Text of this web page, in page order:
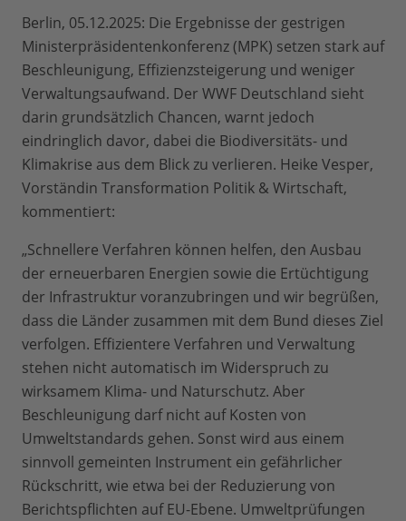
Berlin, 05.12.2025: Die Ergebnisse der gestrigen
Ministerpräsidentenkonferenz (MPK) setzen stark auf
Beschleunigung, Effizienzsteigerung und weniger
Verwaltungsaufwand. Der WWF Deutschland sieht
darin grundsätzlich Chancen, warnt jedoch
eindringlich davor, dabei die Biodiversitäts- und
Klimakrise aus dem Blick zu verlieren. Heike Vesper,
Vorständin Transformation Politik & Wirtschaft,
kommentiert:
„Schnellere Verfahren können helfen, den Ausbau
der erneuerbaren Energien sowie die Ertüchtigung
der Infrastruktur voranzubringen und wir begrüßen,
dass die Länder zusammen mit dem Bund dieses Ziel
verfolgen. Effizientere Verfahren und Verwaltung
stehen nicht automatisch im Widerspruch zu
wirksamem Klima- und Naturschutz. Aber
Beschleunigung darf nicht auf Kosten von
Umweltstandards gehen. Sonst wird aus einem
sinnvoll gemeinten Instrument ein gefährlicher
Rückschritt, wie etwa bei der Reduzierung von
Berichtspflichten auf EU-Ebene. Umweltprüfungen